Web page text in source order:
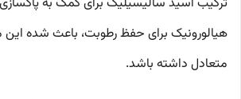
هیالورونیک برای حفظ رطوبت، باعث شده
متعادل داشته باشد.